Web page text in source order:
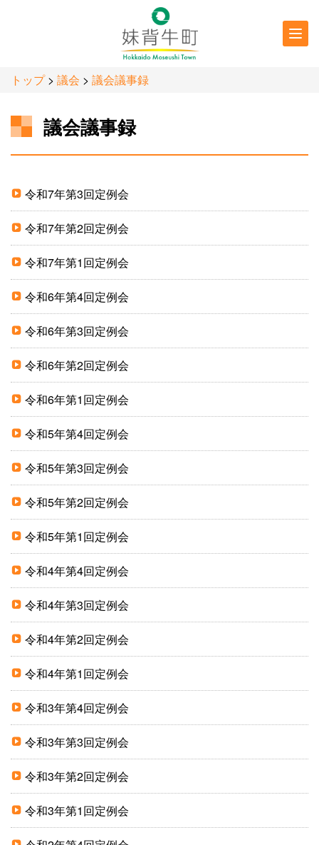
トップ> 議会 > 議会議事録
議会議事録
令和7年第3回定例会
令和7年第2回定例会
令和7年第1回定例会
令和6年第4回定例会
令和6年第3回定例会
令和6年第2回定例会
令和6年第1回定例会
令和5年第4回定例会
令和5年第3回定例会
令和5年第2回定例会
令和5年第1回定例会
令和4年第4回定例会
令和4年第3回定例会
令和4年第2回定例会
令和4年第1回定例会
令和3年第4回定例会
令和3年第3回定例会
令和3年第2回定例会
令和3年第1回定例会